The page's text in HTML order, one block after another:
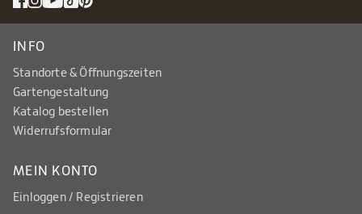
INFO
Standorte & Öffnungszeiten
Gartengestaltung
Katalog bestellen
Widerrufsformular
MEIN KONTO
Einloggen / Registrieren